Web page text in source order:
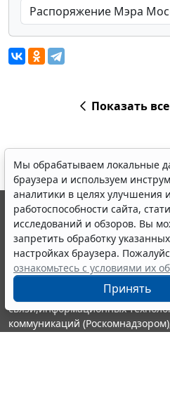
Показать
Мы обрабатываем локальные
браузера и используем
аналитики в целях улучшения
работоспособности сайта,
исследований и обзоров. Вы
запретить обработку
настройках браузера.
ознакомьтесь с условиями их
Принять
© ООО "НПП "ГАРАНТ-СЕРВИС",
выпускается с 1990 года.
являются участниками
информации ГАРАНТ.
Портал ГАРАНТ.РУ
издания Федеральной службой
связи,информационных
коммуникаций